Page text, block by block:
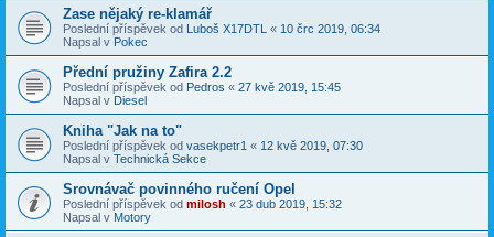
Zase nějaký re-klamář
Poslední příspěvek od Luboš X17DTL « 10 črc 2019, 06:34
Napsal v Pokec
Přední pružiny Zafira 2.2
Poslední příspěvek od Pedros « 27 kvě 2019, 15:45
Napsal v Diesel
Kniha "Jak na to"
Poslední příspěvek od vasekpetr1 « 12 kvě 2019, 07:30
Napsal v Technická Sekce
Srovnávač povinného ručení Opel
Poslední příspěvek od milosh « 23 dub 2019, 15:32
Napsal v Motory